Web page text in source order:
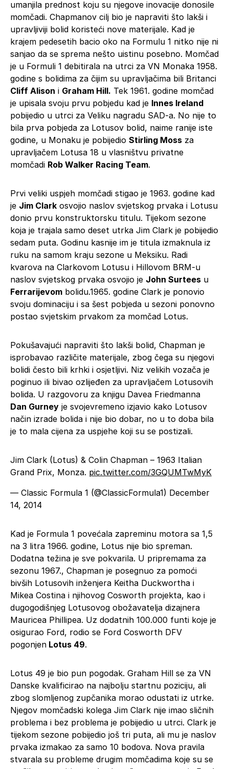
umanjila prednost koju su njegove inovacije donosile
momčadi. Chapmanov cilj bio je napraviti što lakši i
upravljiviji bolid koristeći nove materijale. Kad je
krajem pedesetih bacio oko na Formulu 1 nitko nije ni
sanjao da se sprema nešto uistinu posebno. Momčad
je u Formuli 1 debitirala na utrci za VN Monaka 1958.
godine s bolidima za čijim su upravljačima bili Britanci
Cliff Alison i Graham Hill. Tek 1961. godine momčad
je upisala svoju prvu pobjedu kad je Innes Ireland
pobijedio u utrci za Veliku nagradu SAD-a. No nije to
bila prva pobjeda za Lotusov bolid, naime ranije iste
godine, u Monaku je pobijedio Stirling Moss za
upravljačem Lotusa 18 u vlasništvu privatne
momčadi Rob Walker Racing Team.
Prvi veliki uspjeh momčadi stigao je 1963. godine kad
je Jim Clark osvojio naslov svjetskog prvaka i Lotusu
donio prvu konstruktorsku titulu. Tijekom sezone
koja je trajala samo deset utrka Jim Clark je pobijedio
sedam puta. Godinu kasnije im je titula izmaknula iz
ruku na samom kraju sezone u Meksiku. Radi
kvarova na Clarkovom Lotusu i Hillovom BRM-u
naslov svjetskog prvaka osvojio je John Surtees u
Ferrarijevom bolidu.1965. godine Clark je ponovio
svoju dominaciju i sa šest pobjeda u sezoni ponovno
postao svjetskim prvakom za momčad Lotus.
Pokušavajući napraviti što lakši bolid, Chapman je
isprobavao različite materijale, zbog čega su njegovi
bolidi često bili krhki i osjetljivi. Niz velikih vozača je
poginuo ili bivao ozlijeđen za upravljačem Lotusovih
bolida. U razgovoru za knjigu Davea Friedmanna
Dan Gurney je svojevremeno izjavio kako Lotusov
način izrade bolida i nije bio dobar, no u to doba bila
je to mala cijena za uspjehe koji su se postizali.
Jim Clark (Lotus) & Colin Chapman – 1963 Italian
Grand Prix, Monza. pic.twitter.com/3GQUMTwMyK
— Classic Formula 1 (@ClassicFormula1) December
14, 2014
Kad je Formula 1 povećala zapreminu motora sa 1,5
na 3 litra 1966. godine, Lotus nije bio spreman.
Dodatna težina je sve pokvarila. U pripremama za
sezonu 1967., Chapman je posegnuo za pomoći
bivših Lotusovih inženjera Keitha Duckwortha i
Mikea Costina i njihovog Cosworth projekta, kao i
dugogodišnjeg Lotusovog obožavatelja dizajnera
Mauricea Phillipea. Uz dodatnih 100.000 funti koje je
osigurao Ford, rodio se Ford Cosworth DFV
pogonjen Lotus 49.
Lotus 49 je bio pun pogodak. Graham Hill se za VN
Danske kvalificirao na najbolju startnu poziciju, ali
zbog slomljenog zupčanika morao odustati iz utrke.
Njegov momčadski kolega Jim Clark nije imao sličnih
problema i bez problema je pobijedio u utrci. Clark je
tijekom sezone pobijedio još tri puta, ali mu je naslov
prvaka izmakao za samo 10 bodova. Nova pravila
stvarala su probleme drugim momčadima koje su se